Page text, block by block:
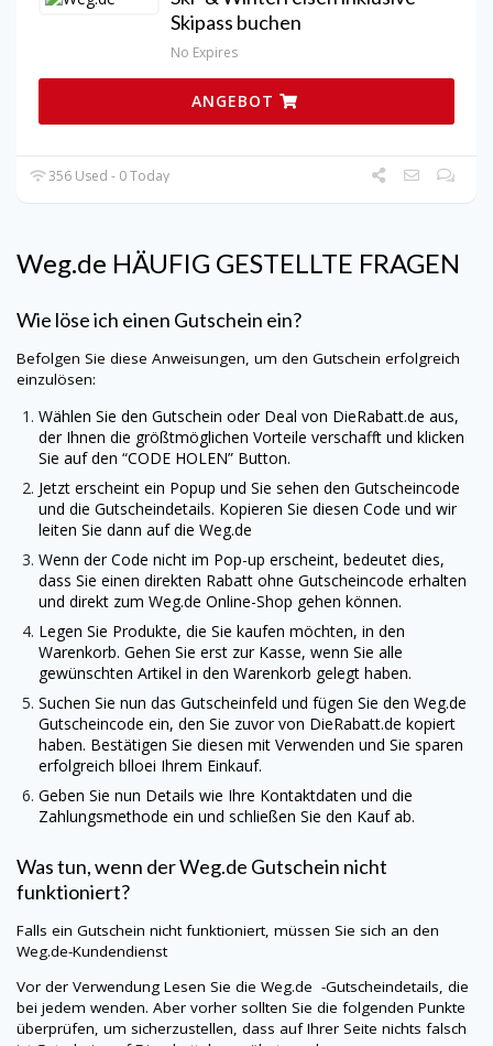
Skipass buchen
No Expires
ANGEBOT
356 Used - 0 Today
Weg.de HÄUFIG GESTELLTE FRAGEN
Wie löse ich einen Gutschein ein?
Befolgen Sie diese Anweisungen, um den Gutschein erfolgreich
einzulösen:
Wählen Sie den Gutschein oder Deal von DieRabatt.de aus,
der Ihnen die größtmöglichen Vorteile verschafft und klicken
Sie auf den “CODE HOLEN” Button.
Jetzt erscheint ein Popup und Sie sehen den Gutscheincode
und die Gutscheindetails. Kopieren Sie diesen Code und wir
leiten Sie dann auf die Weg.de
Wenn der Code nicht im Pop-up erscheint, bedeutet dies,
dass Sie einen direkten Rabatt ohne Gutscheincode erhalten
und direkt zum Weg.de Online-Shop gehen können.
Legen Sie Produkte, die Sie kaufen möchten, in den
Warenkorb. Gehen Sie erst zur Kasse, wenn Sie alle
gewünschten Artikel in den Warenkorb gelegt haben.
Suchen Sie nun das Gutscheinfeld und fügen Sie den Weg.de
Gutscheincode ein, den Sie zuvor von DieRabatt.de kopiert
haben. Bestätigen Sie diesen mit Verwenden und Sie sparen
erfolgreich blloei Ihrem Einkauf.
Geben Sie nun Details wie Ihre Kontaktdaten und die
Zahlungsmethode ein und schließen Sie den Kauf ab.
Was tun, wenn derWeg.de Gutschein nicht
funktioniert?
Falls ein Gutschein nicht funktioniert, müssen Sie sich an den
Weg.de-Kundendienst
Vor der Verwendung Lesen Sie die Weg.de -Gutscheindetails, die
bei jedem wenden. Aber vorher sollten Sie die folgenden Punkte
überprüfen, um sicherzustellen, dass auf Ihrer Seite nichts falsch